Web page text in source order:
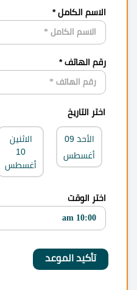
الاسم الكامل *
رقم الهاتف *
اختر التاريخ
الأحد 09
أغسطس
الاثنين
10
أغسطس
اختر الوقت